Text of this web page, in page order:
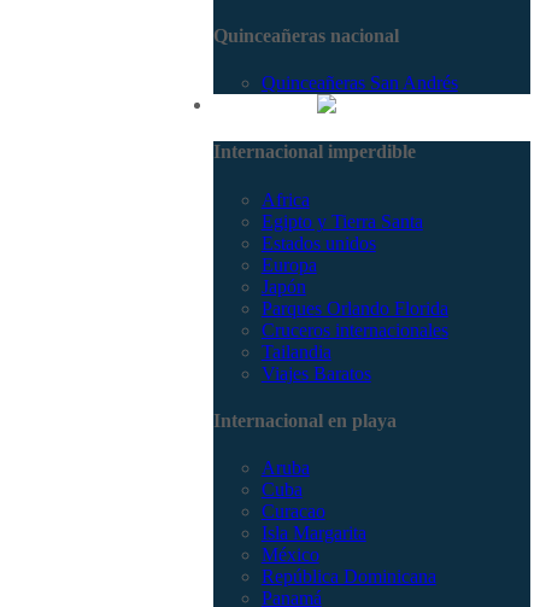
Quinceañeras nacional
Quinceañeras San Andrés
Internacional imperdible
Africa
Egipto y Tierra Santa
Estados unidos
Europa
Japón
Parques Orlando Florida
Cruceros internacionales
Tailandia
Viajes Baratos
Internacional en playa
Aruba
Cuba
Curacao
Isla Margarita
México
República Dominicana
Panamá